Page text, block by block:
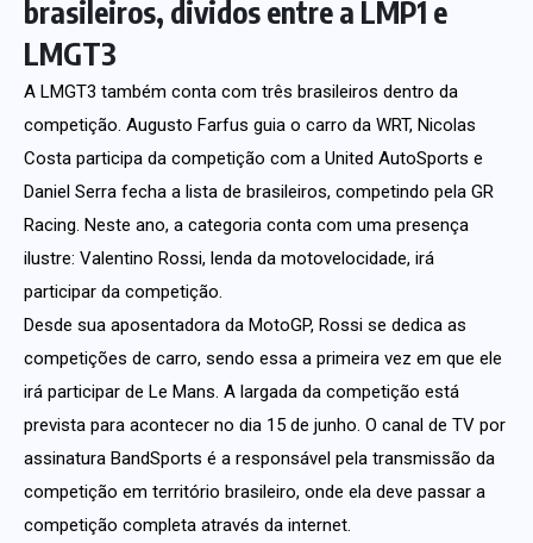
brasileiros, dividos entre a LMP1 e
LMGT3
A LMGT3 também conta com três brasileiros dentro da
competição. Augusto Farfus guia o carro da WRT, Nicolas
Costa participa da competição com a United AutoSports e
Daniel Serra fecha a lista de brasileiros, competindo pela GR
Racing. Neste ano, a categoria conta com uma presença
ilustre: Valentino Rossi, lenda da motovelocidade, irá
participar da competição.
Desde sua aposentadora da MotoGP, Rossi se dedica as
competições de carro, sendo essa a primeira vez em que ele
irá participar de Le Mans. A largada da competição está
prevista para acontecer no dia 15 de junho. O canal de TV por
assinatura BandSports é a responsável pela transmissão da
competição em território brasileiro, onde ela deve passar a
competição completa através da internet.